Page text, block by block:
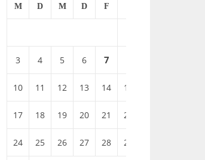
M D M D F
3 4 5 6 7
10 11 12 13 14 15
17 18 19 20 21 22
24 25 26 27 28 29